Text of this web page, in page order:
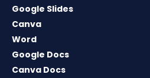
Google Slides
Canva
Word
Google Docs
Canva Docs